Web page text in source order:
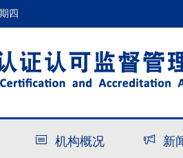
四
机构概况 新